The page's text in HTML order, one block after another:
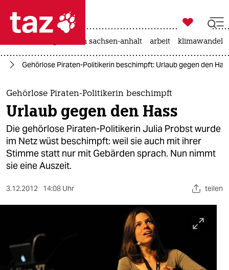
 taz zahl ich
taz zahl ich
themen
politik
öko
gesellschaft
kultur
sport
nord

taz zahl ich
landtagswahl in sachsen-anhalt arbeit klimawandel
Gehörlose Piraten-Politikerin beschimpft: Urlaub gegen den
Gehörlose Piraten-Politikerin beschimpft
Urlaub gegen den Hass
Die gehörlose Piraten-Politikerin Julia Probst wurde
im Netz wüst beschimpft: weil sie auch mit ihrer
Stimme statt nur mit Gebärden sprach. Nun nimmt
sie eine Auszeit.
3.12.2012 14:08 Uhr teilen